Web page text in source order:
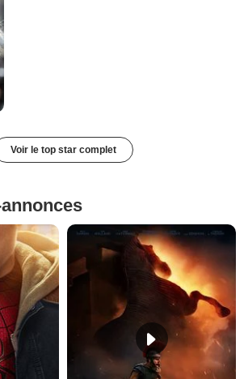
Voir le top star complet